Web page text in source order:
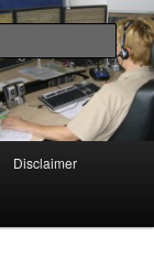
en Utrecht
Disclaimer